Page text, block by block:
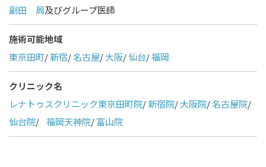
副田 周及びグループ医師
施術可能地域
東京田町/新宿/名古屋/大阪/仙台/福岡
クリニック名
レナトゥスクリニック東京田町院/新宿院/大阪院/名古屋院/
仙台院/ 福岡天神院/富山院